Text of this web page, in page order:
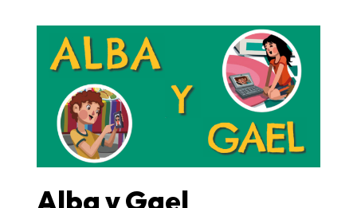
Alba y Gael